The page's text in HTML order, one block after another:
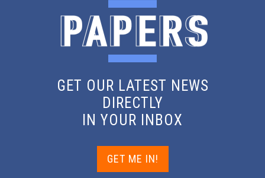
GET OUR LATEST NEWS
DIRECTLY
IN YOUR INBOX
GET ME IN!